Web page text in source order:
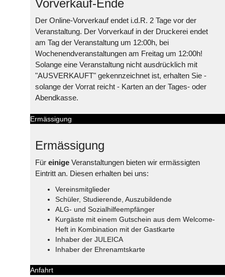
Vorverkauf-Ende
Der Online-Vorverkauf endet i.d.R. 2 Tage vor der
Veranstaltung. Der Vorverkauf in der Druckerei endet
am Tag der Veranstaltung um 12:00h, bei
Wochenendveranstaltungen am Freitag um 12:00h!
Solange eine Veranstaltung nicht ausdrücklich mit
"AUSVERKAUFT" gekennzeichnet ist, erhalten Sie -
solange der Vorrat reicht - Karten an der Tages- oder
Abendkasse.
Ermässigung
Ermässigung
Für einige Veranstaltungen bieten wir ermässigten
Eintritt an. Diesen erhalten bei uns:
Vereinsmitglieder
Schüler, Studierende, Auszubildende
ALG- und Sozialhilfeempfänger
Kurgäste mit einem Gutschein aus dem Welcome-
Heft in Kombination mit der Gastkarte
Inhaber der JULEICA
Inhaber der Ehrenamtskarte
Anfahrt